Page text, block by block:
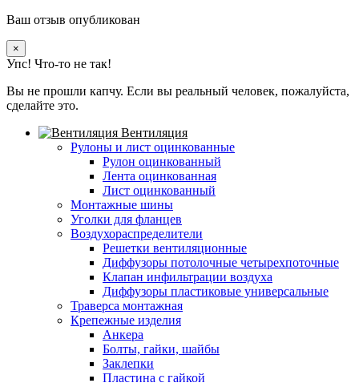
Ваш отзыв опубликован
×
Упс! Что-то не так!
Вы не прошли капчу. Если вы реальный человек, пожалуйста,
сделайте это.
Вентиляция
Рулоны и лист оцинкованные
Рулон оцинкованный
Лента оцинкованная
Лист оцинкованный
Монтажные шины
Уголки для фланцев
Воздухораспределители
Решетки вентиляционные
Диффузоры потолочные четырехпоточные
Клапан инфильтрации воздуха
Диффузоры пластиковые универсальные
Траверса монтажная
Крепежные изделия
Анкера
Болты, гайки, шайбы
Заклепки
Пластина с гайкой